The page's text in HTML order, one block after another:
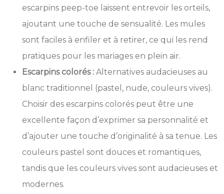
escarpins peep-toe laissent entrevoir les orteils,
ajoutant une touche de sensualité. Les mules
sont faciles à enfiler et à retirer, ce qui les rend
pratiques pour les mariages en plein air.
Escarpins colorés : Alternatives audacieuses au
blanc traditionnel (pastel, nude, couleurs vives).
Choisir des escarpins colorés peut être une
excellente façon d’exprimer sa personnalité et
d’ajouter une touche d’originalité à sa tenue. Les
couleurs pastel sont douces et romantiques,
tandis que les couleurs vives sont audacieuses et
modernes.